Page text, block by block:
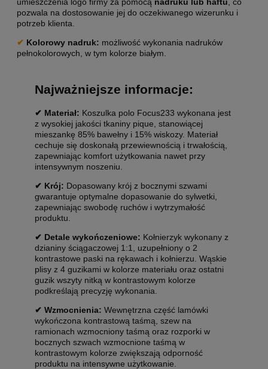
pozwala na dostosowanie jej do oczekiwanego wizerunku i
potrzeb klienta.
✔ Kolorowy nadruk: możliwość wykonania nadruków
pełnokolorowych, w tym kolorze białym.
Najważniejsze informacje:
✔ Materiał: Koszulka polo Focus233 wykonana jest
z wysokiej jakości tkaniny pique, stanowiącej
mieszankę 85% bawełny i 15% wiskozy. Materiał
cechuje się doskonałą przewiewnością i trwałością,
zapewniając komfort użytkowania nawet przy
intensywnym noszeniu.
✔ Krój: Dopasowany krój z bocznymi szwami
gwarantuje optymalne dopasowanie do sylwetki,
zapewniając swobodę ruchów i wytrzymałość
produktu.
✔ Detale wykończeniowe: Kołnierzyk wykonany z
dzianiny ściągaczowej 1:1, uzupełniony o 2
kontrastowe paski na rękawach i kołnierzu. Wąskie
plisy z 4 guzikami w kolorze materiału oraz ostatni
guzik wszyty nitką w kontrastowym kolorze
podkreślają precyzję wykonania.
✔ Wzmocnienia: Wewnętrzna część lamówki
wykończona kontrastową taśmą, szew na
ramionach wzmocniony taśmą oraz rozporki w
bocznych szwach wzmocnione taśmą w
kontrastowym kolorze zwiększają odporność
produktu na intensywne użytkowanie.